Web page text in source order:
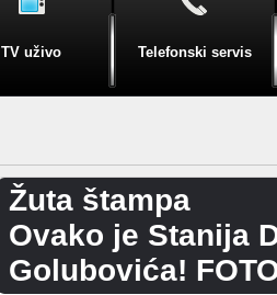
TV uživo Telefonski servis
Žuta štampa
Ovako je Stanija
Golubovića!